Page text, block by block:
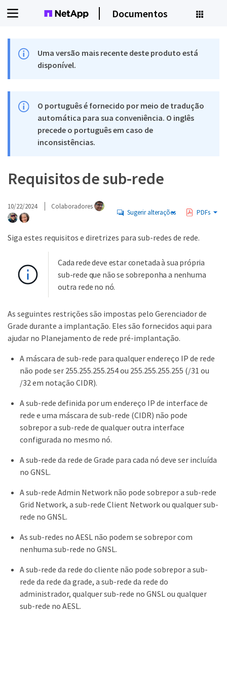
Documentos
Uma versão mais recente deste produto está
disponível.
O português é fornecido por meio de tradução
automática para sua conveniência. O inglês
precede o português em caso de
inconsistências.
Requisitos de sub-rede
10/22/2024 Colaboradores
Sugerir alterações PDFs
Siga estes requisitos e diretrizes para sub-redes de rede.
Cada rede deve estar conetada à sua própria
sub-rede que não se sobreponha a nenhuma
outra rede no nó.
As seguintes restrições são impostas pelo Gerenciador de
Grade durante a implantação. Eles são fornecidos aqui para
ajudar no Planejamento de rede pré-implantação.
A máscara de sub-rede para qualquer endereço IP de rede
não pode ser 255.255.255.254 ou 255.255.255.255 (/31 ou
/32 em notação CIDR).
A sub-rede definida por um endereço IP de interface de
rede e uma máscara de sub-rede (CIDR) não pode
sobrepor a sub-rede de qualquer outra interface
configurada no mesmo nó.
A sub-rede da rede de Grade para cada nó deve ser incluída
no GNSL.
A sub-rede Admin Network não pode sobrepor a sub-rede
Grid Network, a sub-rede Client Network ou qualquer sub-
rede no GNSL.
As sub-redes no AESL não podem se sobrepor com
nenhuma sub-rede no GNSL.
A sub-rede da rede do cliente não pode sobrepor a sub-
rede da rede da grade, a sub-rede da rede do
administrador, qualquer sub-rede no GNSL ou qualquer
sub-rede no AESL.